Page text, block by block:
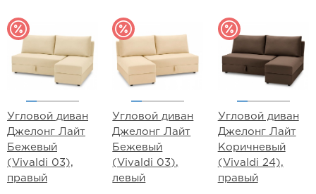
Угловой диван
Джелонг Лайт
Бежевый
(Vivaldi 03),
правый
Угловой диван
Джелонг Лайт
Бежевый
(Vivaldi 03),
левый
Угловой диван
Джелонг Лайт
Коричневый
(Vivaldi 24),
правый